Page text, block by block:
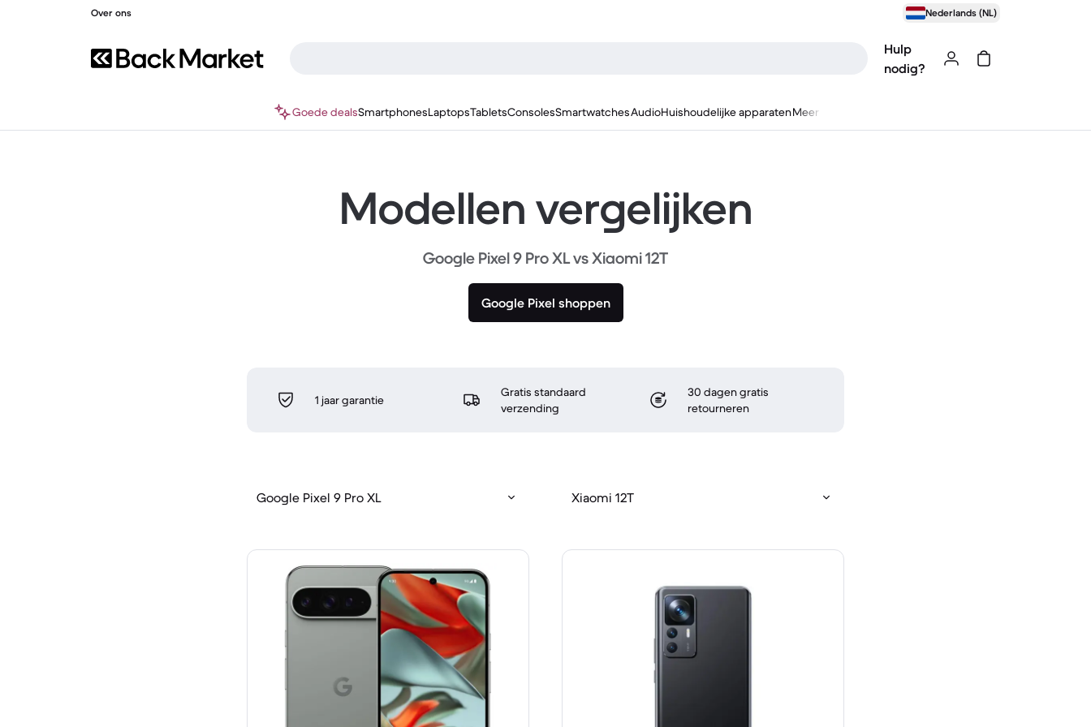
Over ons Nederlands (NL)
Hulp
nodig?
Goede dealsSmartphonesLaptopsTabletsConsolesSmartwatchesAudioHuishoudelijke apparatenMeer
Modellen vergelijken
Google Pixel 9 Pro XL vs Xiaomi 12T
Google Pixel shoppen
1 jaar garantie
Gratis standaard
verzending
30 dagen gratis
retourneren
Google Pixel 9 Pro XL Xiaomi 12T